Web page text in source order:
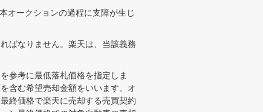
オークションの過程に支障が生じ
ばなりません。楽天は、当該義務
参考に最低落札価格を指定しま
含む希望売却金額をいいます。オ
終価格で楽天に売却する売買契約